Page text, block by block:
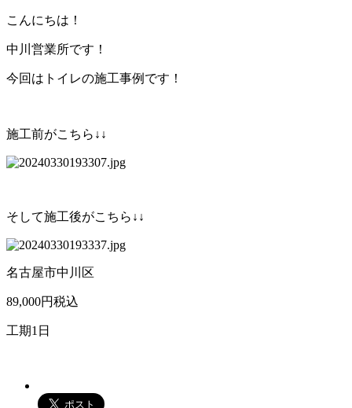
こんにちは！
中川営業所です！
今回はトイレの施工事例です！
施工前がこちら↓↓
そして施工後がこちら↓↓
名古屋市中川区
89,000円税込
工期1日